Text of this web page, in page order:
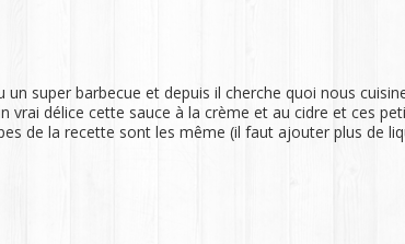
un super barbecue et depuis il cherche quoi nous
délice cette sauce à la crème et au cidre et ces
de la recette sont les même (il faut ajouter plus de